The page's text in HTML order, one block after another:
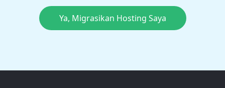
Ya, Migrasikan Hosting Saya